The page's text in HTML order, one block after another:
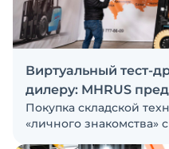
Виртуальный тест-
дилеру: MHRUS
технику SANY
Покупка складской
«личного знакомства»